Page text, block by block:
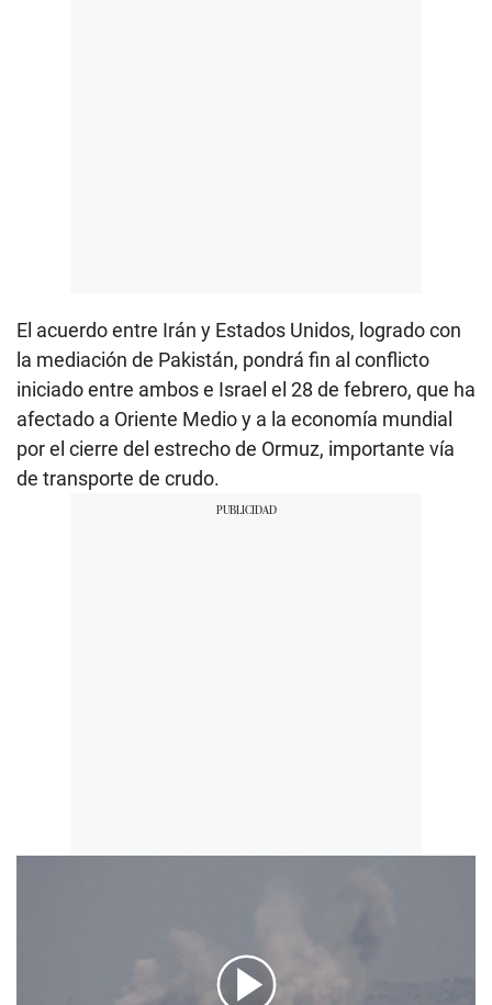
El acuerdo entre Irán y Estados Unidos, logrado con
la mediación de Pakistán, pondrá fin al conflicto
iniciado entre ambos e Israel el 28 de febrero, que ha
afectado a Oriente Medio y a la economía mundial
por el cierre del estrecho de Ormuz, importante vía
de transporte de crudo.